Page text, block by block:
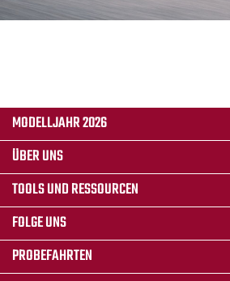
MODELLJAHR 2026
ÜBER UNS
TOOLS UND RESSOURCEN
FOLGE UNS
PROBEFAHRTEN